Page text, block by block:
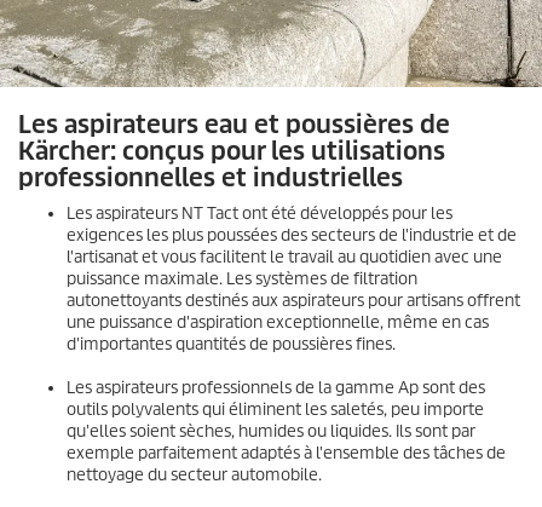
Les aspirateurs eau et poussières de
Kärcher: conçus pour les utilisations
professionnelles et industrielles
Les aspirateurs NT Tact ont été développés pour les
exigences les plus poussées des secteurs de l'industrie et de
l'artisanat et vous facilitent le travail au quotidien avec une
puissance maximale. Les systèmes de filtration
autonettoyants destinés aux aspirateurs pour artisans offrent
une puissance d'aspiration exceptionnelle, même en cas
d'importantes quantités de poussières fines.
Les aspirateurs professionnels de la gamme Ap sont des
outils polyvalents qui éliminent les saletés, peu importe
qu'elles soient sèches, humides ou liquides. Ils sont par
exemple parfaitement adaptés à l'ensemble des tâches de
nettoyage du secteur automobile.